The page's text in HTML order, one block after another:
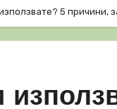
5 причини,